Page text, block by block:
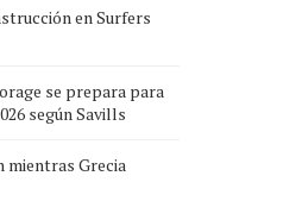
en Surfers
se prepara para
según Savills
mientras Grecia